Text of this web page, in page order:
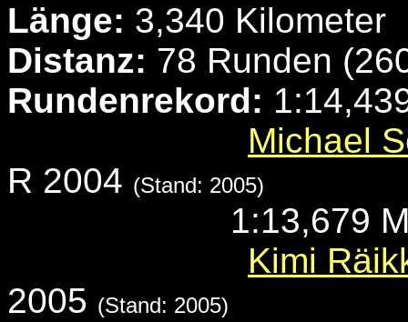
Länge: 3,340 Kilometer
Distanz: 78 Runden
Rundenrekord:
Michael
R 2004 (Stand: 2005)
1:13,679
Kimi
2005 (Stand: 2005)